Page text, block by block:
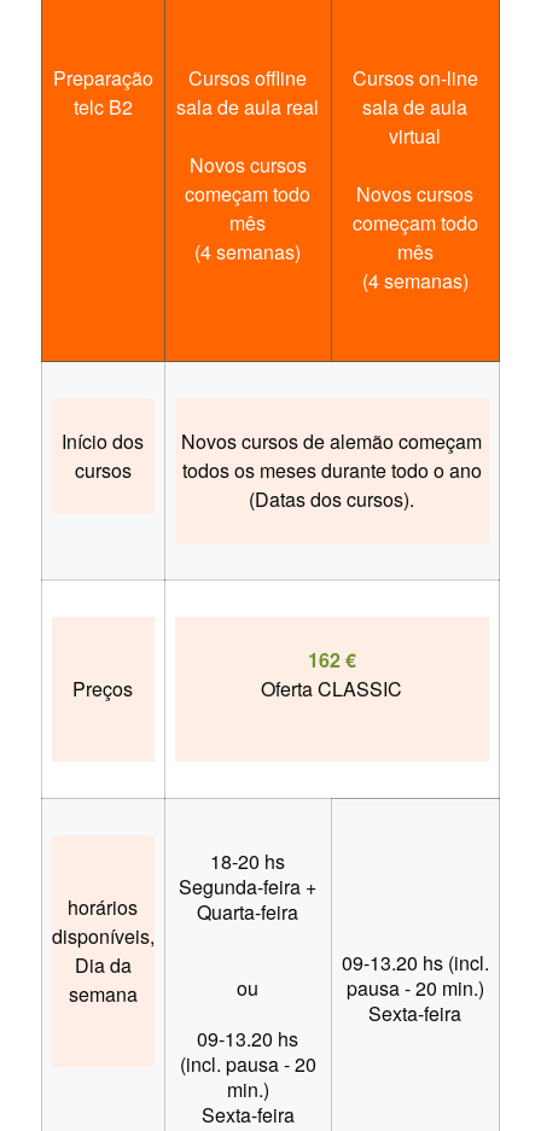
Preparação
telc B2
Cursos offline
sala de aula real
Novos cursos
começam todo
mês
(4 semanas)
Cursos on-line
sala de aula
virtual
Novos cursos
começam todo
mês
(4 semanas)
Início dos
cursos
Novos cursos de alemão começam
todos os meses durante todo o ano
(Datas dos cursos).
Preços
162 €
Oferta CLASSIC
horários
disponíveis,
Dia da
semana
18-20 hs
Segunda-feira +
Quarta-feira
ou
09-13.20 hs
(incl. pausa - 20
min.)
Sexta-feira
09-13.20 hs (incl.
pausa - 20 min.)
Sexta-feira